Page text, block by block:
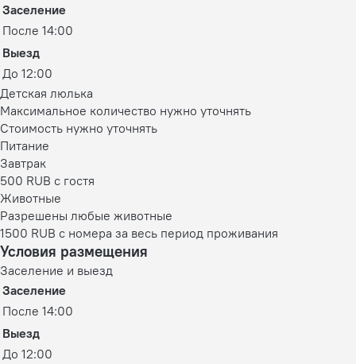
Заселение
После 14:00
Выезд
До 12:00
Детская люлька
Максимальное количество нужно уточнять
Стоимость нужно уточнять
Питание
Завтрак
500 RUB c гостя
Животные
Разрешены любые животные
1500 RUB с номера за весь период проживания
Условия размещения
Заселение и выезд
Заселение
После 14:00
Выезд
До 12:00